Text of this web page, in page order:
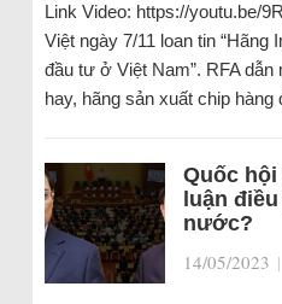
Link Video: https://youtu.be/
Việt ngày 7/11 loan tin “Hãng
đầu tư ở Việt Nam”. RFA dẫn
hay, hãng sản xuất chip
Quốc hội
luận
nước?
14/05/2023 |